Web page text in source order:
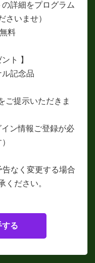
の詳細をプログラム
いませ）
料
ト 】
記念品
ご提示いただきま
ン情報ご登録が必
なく変更する場合
ださい。
する